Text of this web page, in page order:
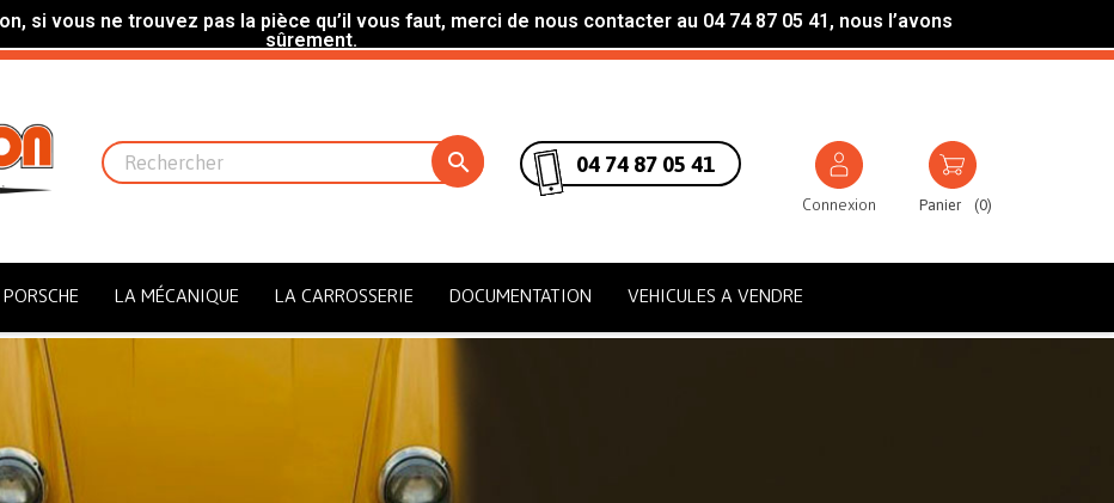
si vous ne trouvez pas la pièce qu’il vous faut, merci de nous contacter au 04 74 87 05 41, nous l’avons
sûrement.
 04 74 87 05 41
Connexion Panier (0)
LA MÉCANIQUE LA CARROSSERIE DOCUMENTATION VEHICULES A VENDRE